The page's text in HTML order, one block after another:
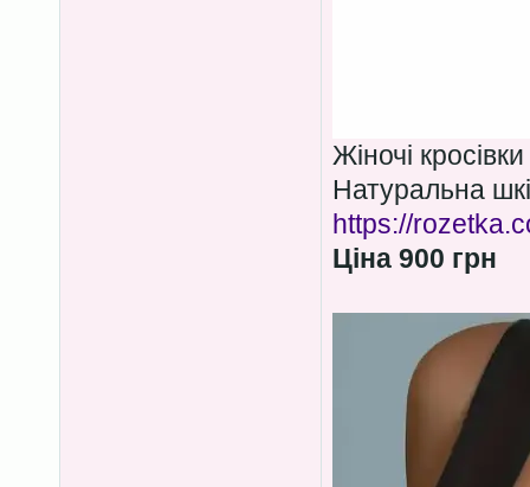
Жіночі
Натуральна
https://
Ціна 900 грн